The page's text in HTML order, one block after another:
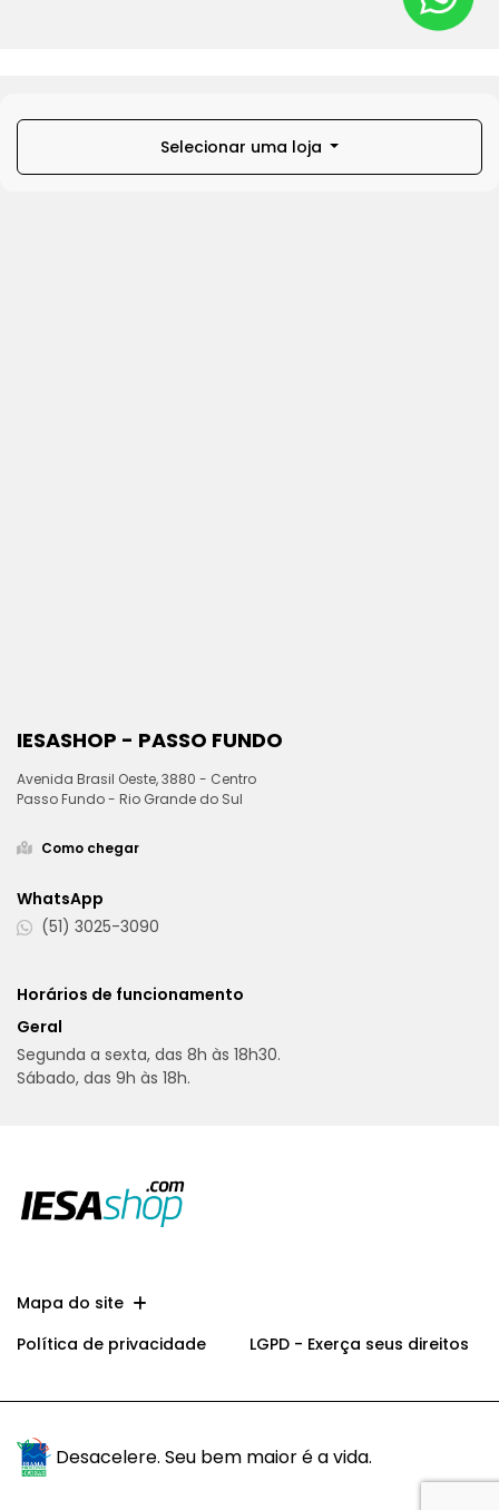
Selecionar uma loja
IESASHOP - PASSO FUNDO
Avenida Brasil Oeste, 3880 - Centro
Passo Fundo - Rio Grande do Sul
Como chegar
WhatsApp
(51) 3025-3090
Horários de funcionamento
Geral
Segunda a sexta, das 8h às 18h30.
Sábado, das 9h às 18h.
Mapa do site
Política de privacidade
LGPD - Exerça seus direitos
Desacelere. Seu bem maior é a vida.